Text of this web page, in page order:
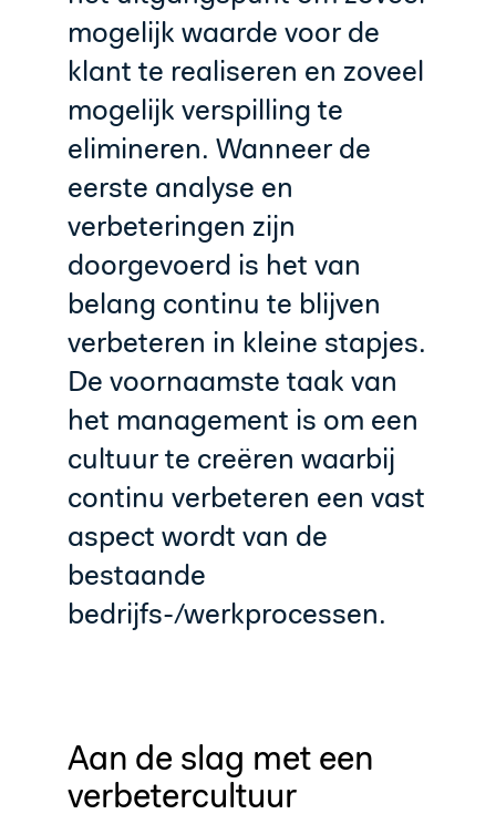
mogelijk waarde voor de
klant te realiseren en zoveel
mogelijk verspilling te
elimineren. Wanneer de
eerste analyse en
verbeteringen zijn
doorgevoerd is het van
belang continu te blijven
verbeteren in kleine stapjes.
De voornaamste taak van
het management is om een
cultuur te creëren waarbij
continu verbeteren een vast
aspect wordt van de
bestaande
bedrijfs-/werkprocessen.
Aan de slag met een
verbetercultuur